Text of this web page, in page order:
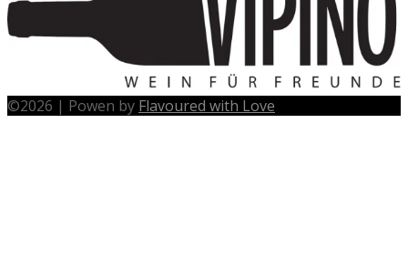
©2026 | Powen by Flavoured with Love